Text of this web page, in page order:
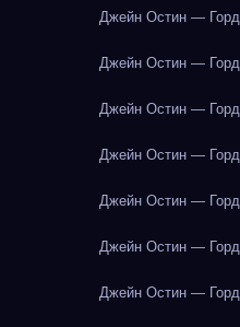
Джейн Остин —
Джейн Остин —
Джейн Остин —
Джейн Остин —
Джейн Остин —
Джейн Остин —
Джейн Остин —